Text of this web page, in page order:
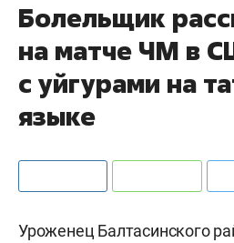
Болельщик
на матче ЧМ в
с уйгурами на
языке
Уроженец Балтасинского